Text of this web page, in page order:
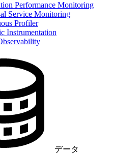
Performance Monitoring
Service Monitoring
Profiler
Instrumentation
データ